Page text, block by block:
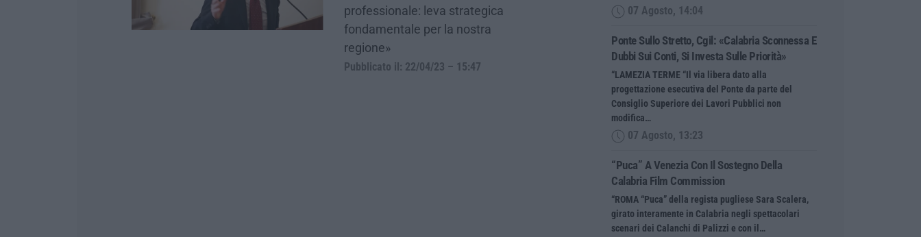
professionale: leva strategica
fondamentale per la nostra
regione»
Pubblicato il: 22/04/23 – 15:47
07 Agosto, 14:04
Ponte Sullo Stretto, Cgil: «Calabria Sconnessa E
Dubbi Sui Conti, Si Investa Sulle Priorità»
“LAMEZIA TERME “Il via libera dato alla
progettazione esecutiva del Ponte da parte del
Consiglio Superiore dei Lavori Pubblici non
modifica…
07 Agosto, 13:23
“Puca” A Venezia Con Il Sostegno Della
Calabria Film Commission
“ROMA “Puca” della regista pugliese Sara Scalera,
girato interamente in Calabria negli spettacolari
scenari dei Calanchi di Palizzi e con il…